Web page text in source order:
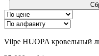
Vilpe HUOPA кровельный